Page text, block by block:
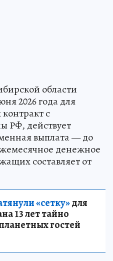
области
2026 года для
с
РФ, действует
выплата — до
денежное
составляет от
«сетку»для
13 лет тайно
гостей